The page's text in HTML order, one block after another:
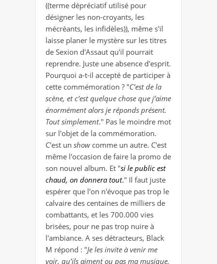
((terme dépréciatif utilisé pour
désigner les non-croyants, les
mécréants, les infidèles)), même s'il
laisse planer le mystère sur les titres
de Sexion d'Assaut qu'il pourrait
reprendre. Juste une absence d'esprit.
Pourquoi a-t-il accepté de participer à
cette commémoration ? "C’est de la
scène, et c’est quelque chose que j’aime
énormément alors je réponds présent.
Tout simplement." Pas le moindre mot
sur l'objet de la commémoration.
C'est un show comme un autre. C'est
même l'occasion de faire la promo de
son nouvel album. Et "si le public est
chaud, on donnera tout." Il faut juste
espérer que l'on n'évoque pas trop le
calvaire des centaines de milliers de
combattants, et les 700.000 vies
brisées, pour ne pas trop nuire à
l'ambiance. A ses détracteurs, Black
M répond : "Je les invite à venir me
voir, qu’ils aiment ou pas ma musique,